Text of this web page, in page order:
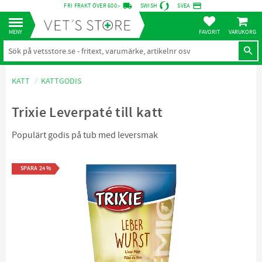
Meny
FRI FRAKT ÖVER 600:- local_shipping SWISH SVEA credit_card
FAVORITER
KATT KATTGODIS
Trixie Leverpaté till katt
Populärt godis på tub med leversmak
SPARA 24%